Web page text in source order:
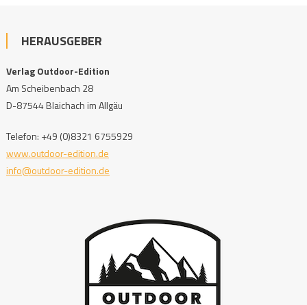
HERAUSGEBER
Verlag Outdoor-Edition
Am Scheibenbach 28
D-87544 Blaichach im Allgäu
Telefon: +49 (0)8321 6755929
www.outdoor-edition.de
info@outdoor-edition.de